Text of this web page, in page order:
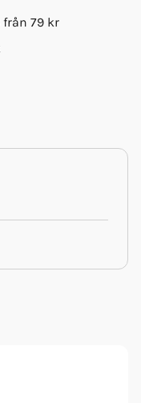
från 79 kr